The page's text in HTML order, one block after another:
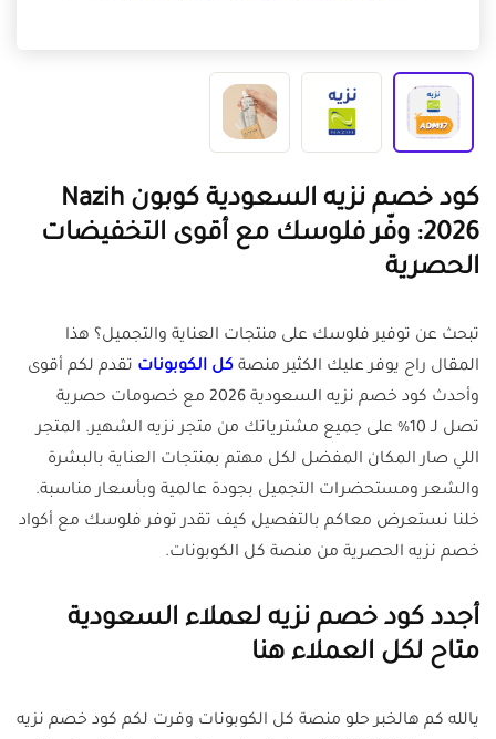
كود خصم نزيه السعودية كوبون Nazih
2026: وفّر فلوسك مع أقوى التخفيضات
الحصرية
تبحث عن توفير فلوسك على منتجات العناية والتجميل؟ هذا
المقال راح يوفر عليك الكثير منصة كل الكوبونات تقدم لكم أقوى
وأحدث كود خصم نزيه السعودية 2026 مع خصومات حصرية
تصل لـ 10% على جميع مشترياتك من متجر نزيه الشهير. المتجر
اللي صار المكان المفضل لكل مهتم بمنتجات العناية بالبشرة
والشعر ومستحضرات التجميل بجودة عالمية وبأسعار مناسبة.
خلنا نستعرض معاكم بالتفصيل كيف تقدر توفر فلوسك مع أكواد
خصم نزيه الحصرية من منصة كل الكوبونات.
أجدد كود خصم نزيه لعملاء السعودية
متاح لكل العملاء هنا
يالله كم هالخبر حلو منصة كل الكوبونات وفرت لكم كود خصم نزيه